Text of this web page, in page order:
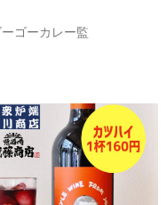
ゴーカレー監